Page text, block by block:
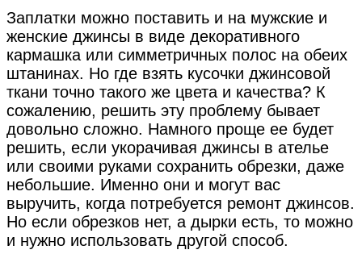
Заплатки можно поставить и на мужские и
женские джинсы в виде декоративного
кармашка или симметричных полос на обеих
штанинах. Но где взять кусочки джинсовой
ткани точно такого же цвета и качества? К
сожалению, решить эту проблему бывает
довольно сложно. Намного проще ее будет
решить, если укорачивая джинсы в ателье
или своими руками сохранить обрезки, даже
небольшие. Именно они и могут вас
выручить, когда потребуется ремонт джинсов.
Но если обрезков нет, а дырки есть, то можно
и нужно использовать другой способ.